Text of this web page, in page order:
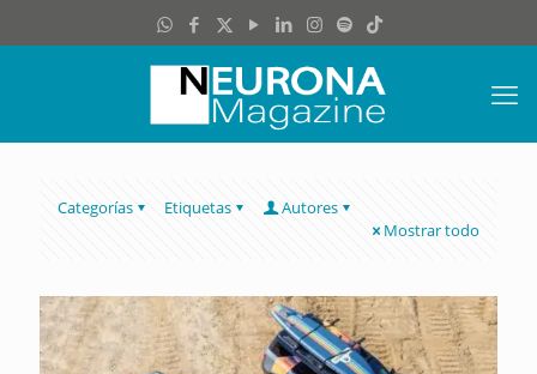
Categorías Etiquetas
Autores
Mostrar todo